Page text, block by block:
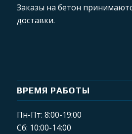
Заказы на бетон
доставки.
ВРЕМЯ РАБОТЫ
Пн-Пт: 8:00-19:00
Сб: 10:00-14:00